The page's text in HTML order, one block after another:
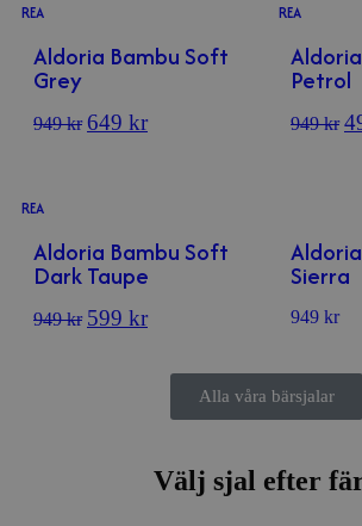
Aldoria Bambu Soft
Grey
949kr 649 kr
REA
Petrol
949kr
REA
Aldoria Bambu Soft
Dark Taupe
949kr 599 kr
REA
Sierra
949 kr
Alla våra bärsjalar
Välj sjal efter